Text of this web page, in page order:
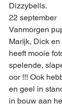
Dizzybells.
22 september
Vanmorgen
Marijk, Dick
heeft mooie
spelende,
oor !!! Ook
en geel in
in bouw aan